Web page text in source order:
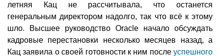
летняя Кац не рассчитывала, что останется
генеральным директором надолго, так что всё к этому
шло. Высшее руководство Oracle начало обсуждать
кадровые перестановки несколько месяцев назад, а
Кац заявила о своей готовности к ним после успешного